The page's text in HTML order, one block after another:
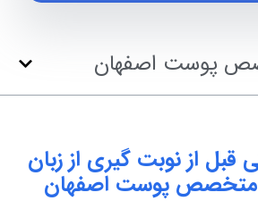
اصفهان
نوبت گیری از زبان
پوست اصفهان